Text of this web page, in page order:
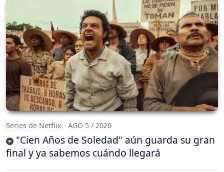
Series de Netflix - AGO 5 / 2026
"Cien Años de Soledad" aún guarda su gran
final y ya sabemos cuándo llegará